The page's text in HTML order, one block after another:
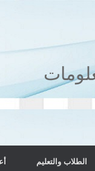
الطلاب والتعليم